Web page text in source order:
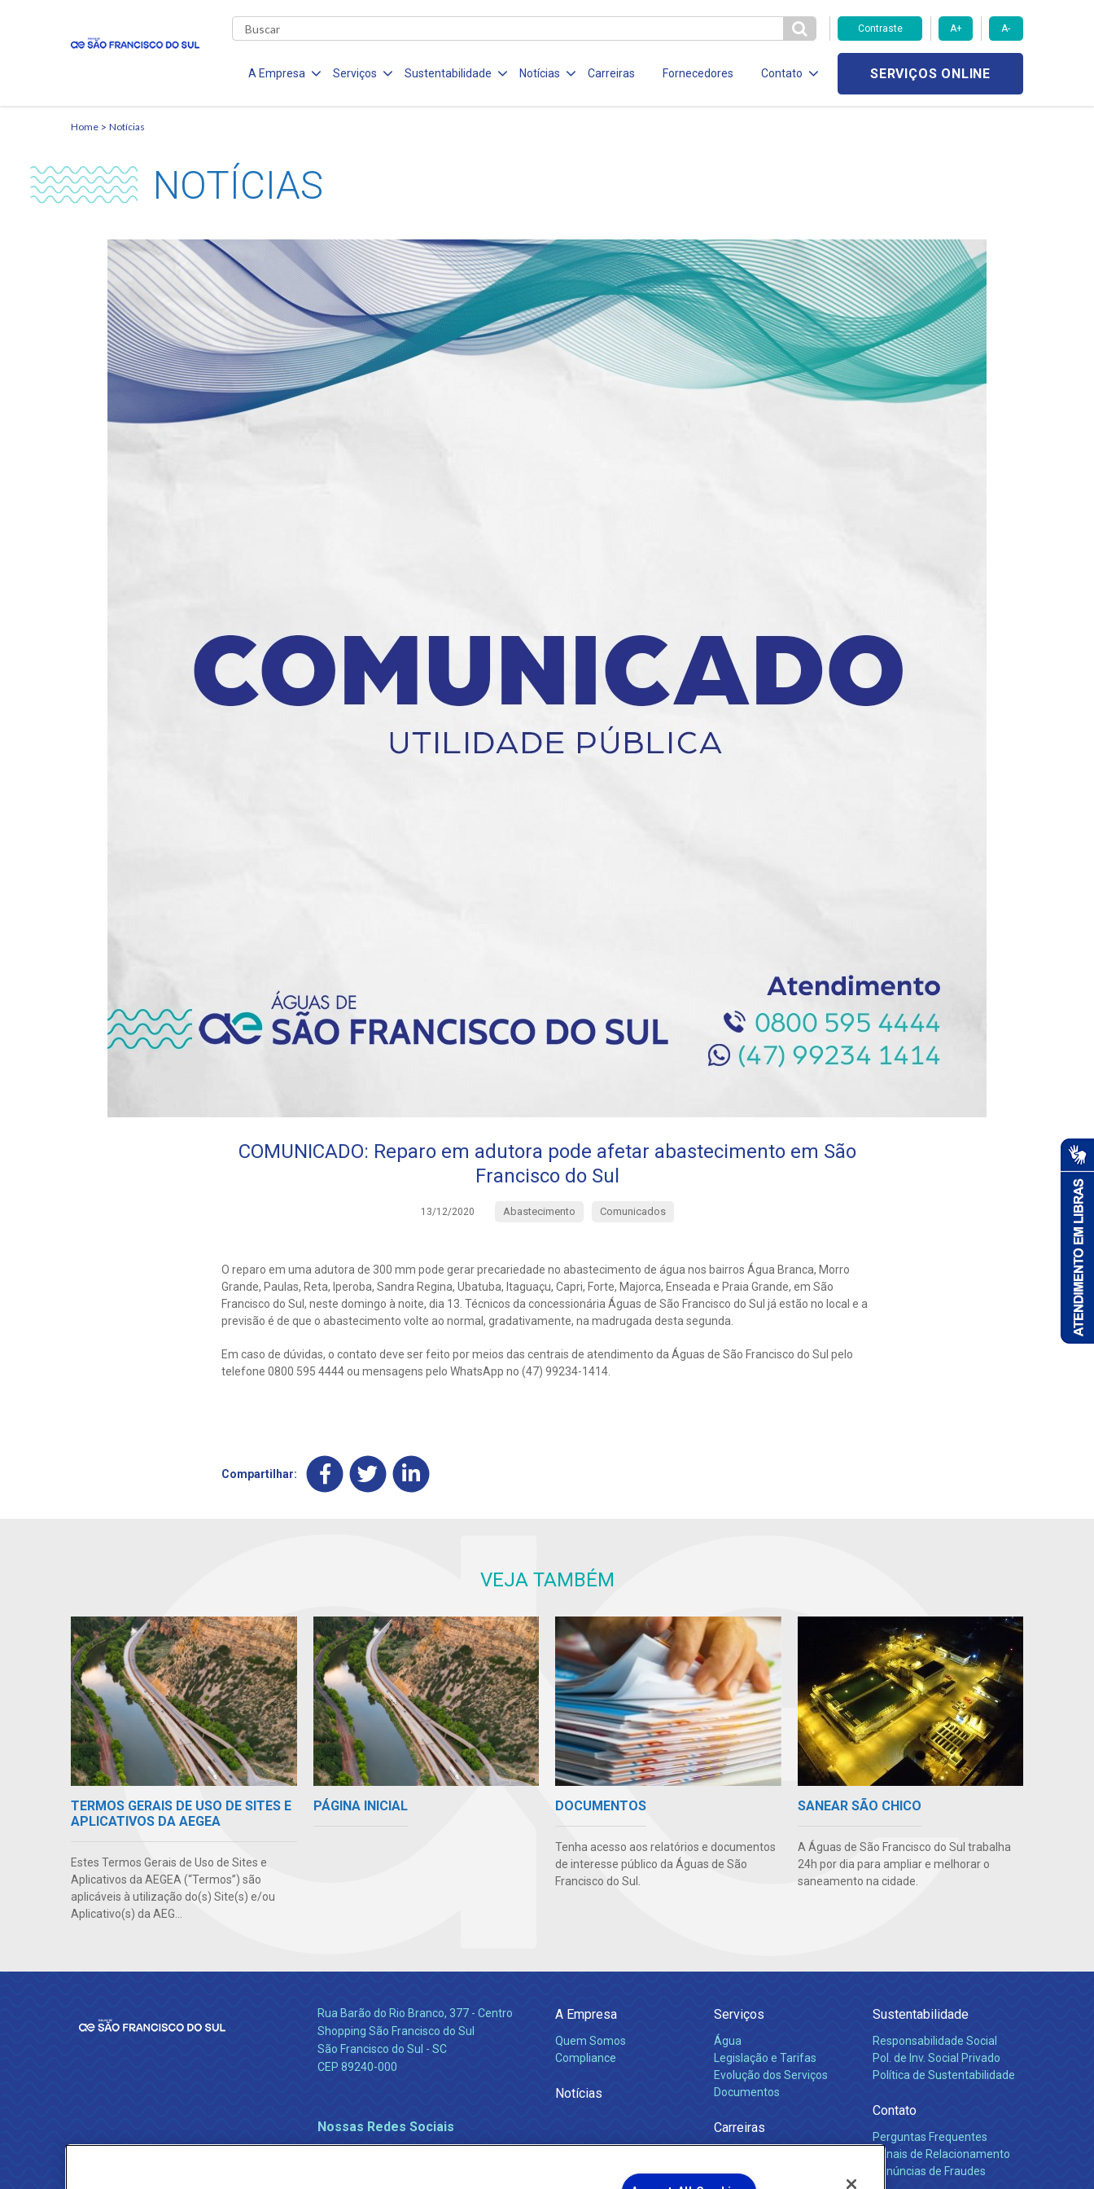
Contraste A+ A-
A Empresa Serviços Sustentabilidade Notícias Carreiras Fornecedores Contato SERVIÇOS ONLINE
Home Notícias
NOTÍCIAS
COMUNICADO: Reparo em adutora pode afetar abastecimento em São
Francisco do Sul
13/12/2020 Abastecimento Comunicados
O reparo em uma adutora de 300 mm pode gerar precariedade no abastecimento de água nos bairros Água Branca, Morro
Grande, Paulas, Reta, Iperoba, Sandra Regina, Ubatuba, Itaguaçu, Capri, Forte, Majorca, Enseada e Praia Grande, em São
Francisco do Sul, neste domingo à noite, dia 13. Técnicos da concessionária Águas de São Francisco do Sul já estão no local e a
previsão é de que o abastecimento volte ao normal, gradativamente, na madrugada desta segunda.
Em caso de dúvidas, o contato deve ser feito por meios das centrais de atendimento da Águas de São Francisco do Sul pelo
telefone 0800 595 4444 ou mensagens pelo WhatsApp no (47) 99234-1414.
Compartilhar:
VEJA TAMBÉM
TERMOS GERAIS DE USO DE SITES E
APLICATIVOS DA AEGEA
Estes Termos Gerais de Uso de Sites e
Aplicativos da AEGEA (“Termos”) são
aplicáveis à utilização do(s) Site(s) e/ou
Aplicativo(s) da AEG...
PÁGINA INICIAL DOCUMENTOS
Tenha acesso aos relatórios e documentos
de interesse público da Águas de São
Francisco do Sul.
SANEAR SÃO CHICO
A Águas de São Francisco do Sul trabalha
24h por dia para ampliar e melhorar o
saneamento na cidade.
Rua Barão do Rio Branco, 377 - Centro
Shopping São Francisco do Sul
São Francisco do Sul - SC
CEP 89240-000
Nossas Redes Sociais
A Empresa
Quem Somos
Compliance
Notícias
Serviços
Água
Legislação e Tarifas
Evolução dos Serviços
Documentos
Carreiras
Sustentabilidade
Responsabilidade Social
Pol. de Inv. Social Privado
Política de Sustentabilidade
Contato
Perguntas Frequentes
Canais de Relacionamento
Denúncias de Fraudes